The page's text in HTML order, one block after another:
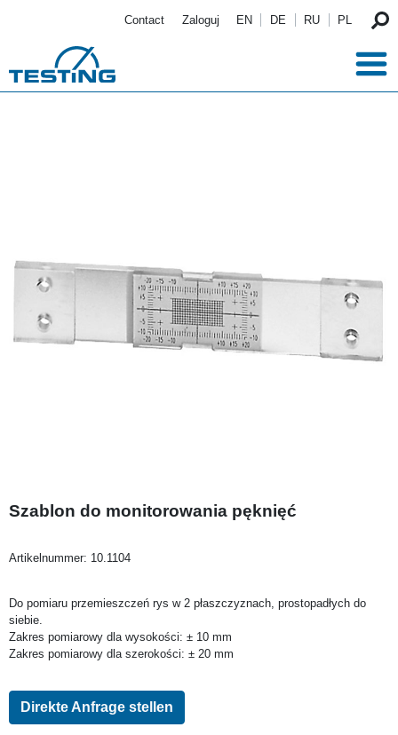
Contact Zaloguj EN DE RU PL
Szablon do monitorowania pęknięć
Artikelnummer: 10.1104
Do pomiaru przemieszczeń rys w 2 płaszczyznach, prostopadłych do
siebie.
Zakres pomiarowy dla wysokości: ± 10 mm
Zakres pomiarowy dla szerokości: ± 20 mm
Direkte Anfrage stellen